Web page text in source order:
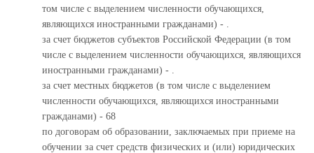
том числе с выделением численности обучающихся,
являющихся иностранными гражданами) - .
за счет бюджетов субъектов Российской Федерации (в том
числе с выделением численности обучающихся, являющихся
иностранными гражданами) - .
за счет местных бюджетов (в том числе с выделением
численности обучающихся, являющихся иностранными
гражданами) - 68
по договорам об образовании, заключаемых при приеме на
обучении за счет средств физических и (или) юридических